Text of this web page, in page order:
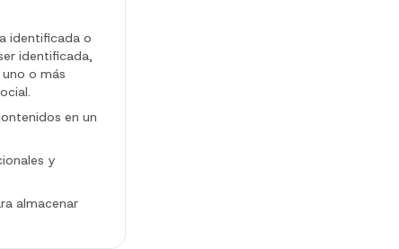
identificada o
identificada,
o más
en un
y
almacenar